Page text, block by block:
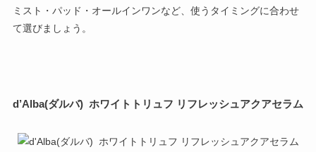
ミスト・パッド・オールインワンなど、使うタイミングに合わせ
て選びましょう。
d’Alba(ダルバ) ホワイトトリュフ リフレッシュアクアセラム